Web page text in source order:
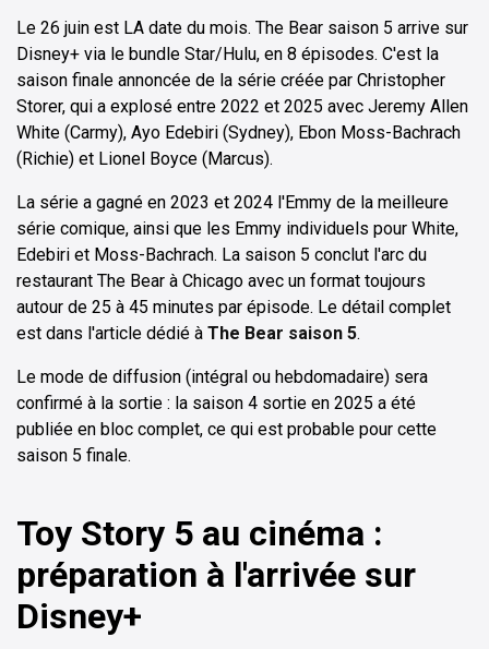
Le 26 juin est LA date du mois. The Bear saison 5 arrive sur
Disney+ via le bundle Star/Hulu, en 8 épisodes. C'est la
saison finale annoncée de la série créée par Christopher
Storer, qui a explosé entre 2022 et 2025 avec Jeremy Allen
White (Carmy), Ayo Edebiri (Sydney), Ebon Moss-Bachrach
(Richie) et Lionel Boyce (Marcus).
La série a gagné en 2023 et 2024 l'Emmy de la meilleure
série comique, ainsi que les Emmy individuels pour White,
Edebiri et Moss-Bachrach. La saison 5 conclut l'arc du
restaurant The Bear à Chicago avec un format toujours
autour de 25 à 45 minutes par épisode. Le détail complet
est dans l'article dédié à The Bear saison 5.
Le mode de diffusion (intégral ou hebdomadaire) sera
confirmé à la sortie : la saison 4 sortie en 2025 a été
publiée en bloc complet, ce qui est probable pour cette
saison 5 finale.
Toy Story 5 au cinéma :
préparation à l'arrivée sur
Disney+